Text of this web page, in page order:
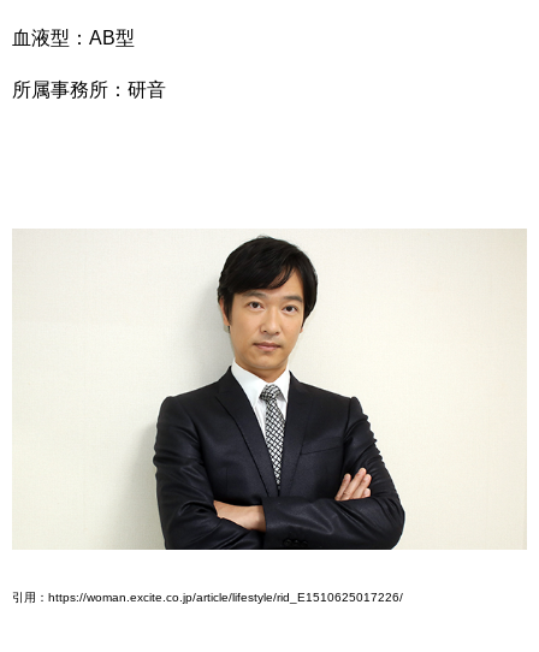
血液型：AB型
所属事務所：研音
引用：https://woman.excite.co.jp/article/lifestyle/rid_E1510625017226/